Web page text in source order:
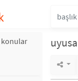
konular